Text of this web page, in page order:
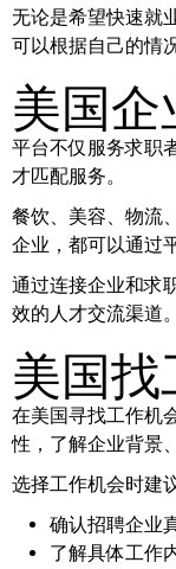
无论是希望快速就
可以根据自己的情
美国
平台不仅服务求职
才匹配服务。
餐饮、美容、物流
企业，都可以通过
通过连接企业和求
效的人才交流渠道。
美国
在美国寻找工作机
性，了解企业背景
选择工作机会时建
确认招聘企业
了解具体工作